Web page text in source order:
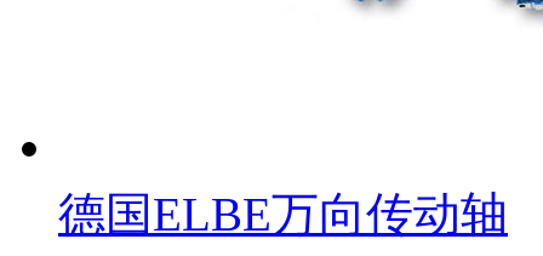
德国ELBE万向传动轴